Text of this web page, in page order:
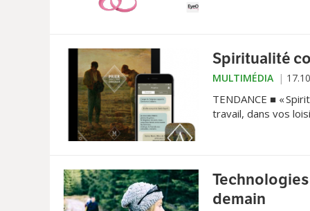
Spiritualité
MULTIMÉDIA
TENDANCE ■ «
travail, dans vos
demain